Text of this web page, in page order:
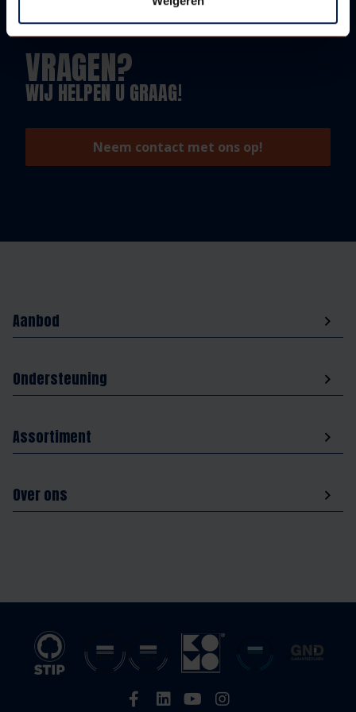
VRAGEN?
WIJ HELPEN U GRAAG!
Neem contact met ons op!
Aanbod
Ondersteuning
Assortiment
Over ons